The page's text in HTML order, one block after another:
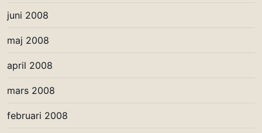
juni 2008
maj 2008
april 2008
mars 2008
februari 2008